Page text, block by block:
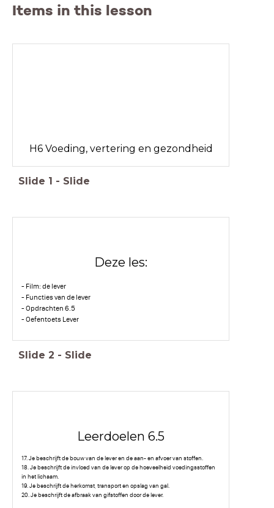
Items in this lesson
H6 Voeding, vertering en gezondheid
Slide 1 - Slide
Deze les:
- Film: de lever
- Functies van de lever
- Opdrachten 6.5
- Oefentoets Lever
Slide 2 - Slide
Leerdoelen 6.5
17. Je beschrijft de bouw van de lever en de aan- en afvoer van stoffen.
18. Je beschrijft de invloed van de lever op de hoeveelheid voedingsstoffen
in het lichaam.
19. Je beschrijft de herkomst, transport en opslag van gal.
20. Je beschrijft de afbraak van gifstoffen door de lever.